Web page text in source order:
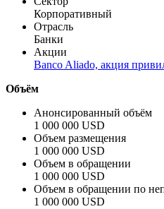
Корпоративный
Отрасль
Банки
Акции
Banco Aliado, акция
Объём
Анонсированный объём
1 000 000 USD
Объем размещения
1 000 000 USD
Объем в обращении
1 000 000 USD
Объем в обращении по
1 000 000 USD